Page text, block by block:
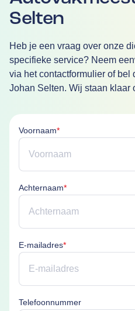
Selten
Heb je een vraag over onze
specifieke service? Neem
via het contactformulier of bel
Johan Selten. Wij staan klaar
Voornaam*Voornaam is verplicht
Achternaam*Achternaam is
E-mailadres*E-mailadres is
Telefoonnummer